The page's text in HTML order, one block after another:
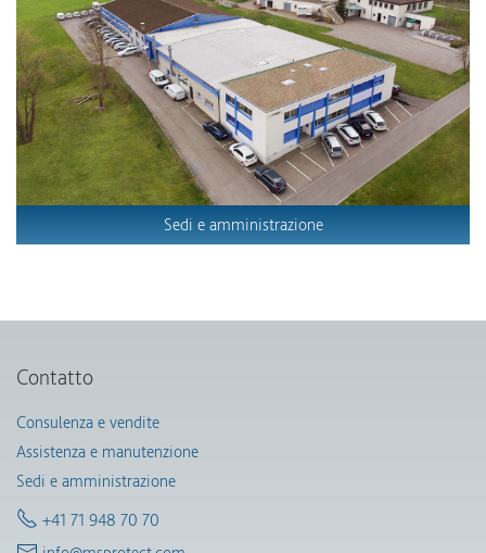
Sedi e amministrazione
Contatto
Consulenza e vendite
Assistenza e manutenzione
Sedi e amministrazione
+41 71 948 70 70